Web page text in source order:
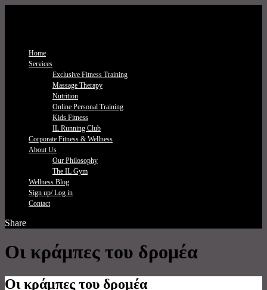
Home
Services
Exclusive Fitness Τraining
Massage Therapy
Nutrition
Online Personal Training
Kids Fitness
IL Running Club
Corporate Fitness & Wellness
About Us
Our Philosophy
The IL Gym
Wellness Blog
Sign up/ Log in
Contact
Share
Οι κράμπες του δρομέα
Οι κράμπες του δρομέα